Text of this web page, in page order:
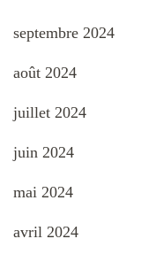
septembre 2024
août 2024
juillet 2024
juin 2024
mai 2024
avril 2024